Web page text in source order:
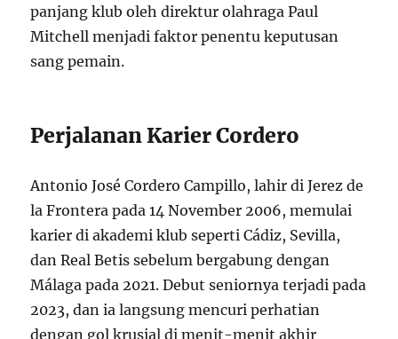
panjang klub oleh direktur olahraga Paul
Mitchell menjadi faktor penentu keputusan
sang pemain.
Perjalanan Karier Cordero
Antonio José Cordero Campillo, lahir di Jerez de
la Frontera pada 14 November 2006, memulai
karier di akademi klub seperti Cádiz, Sevilla,
dan Real Betis sebelum bergabung dengan
Málaga pada 2021. Debut seniornya terjadi pada
2023, dan ia langsung mencuri perhatian
dengan gol krusial di menit-menit akhir